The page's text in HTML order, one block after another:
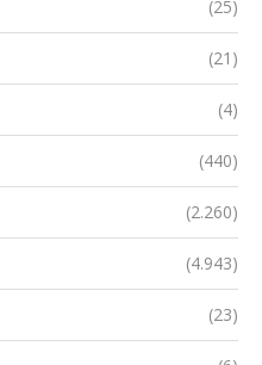
(25)
(21)
(4)
(440)
(2.260)
(4.943)
(23)